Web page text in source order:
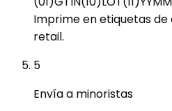
Imprime en etiquetas de
retail.
5
Envía a minoristas